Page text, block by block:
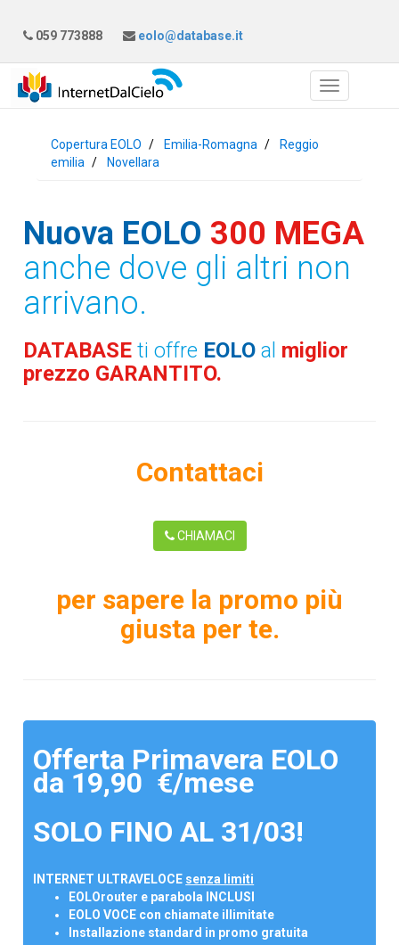
059 773888 eolo@database.it
Copertura EOLO Emilia-Romagna
Reggio
emilia
Novellara
Nuova EOLO 300 MEGA
anche dove gli altri non
arrivano.
DATABASEti offre EOLO al miglior
prezzo GARANTITO.
Contattaci
CHIAMACI
per sapere la promo più
giusta per te.
Offerta Primavera EOLO
da 19,90 €/mese
SOLO FINO AL 31/03!
INTERNET ULTRAVELOCE senza limiti
EOLOrouter e parabola INCLUSI
EOLO VOCE con chiamate illimitate
Installazione standard in promo gratuita